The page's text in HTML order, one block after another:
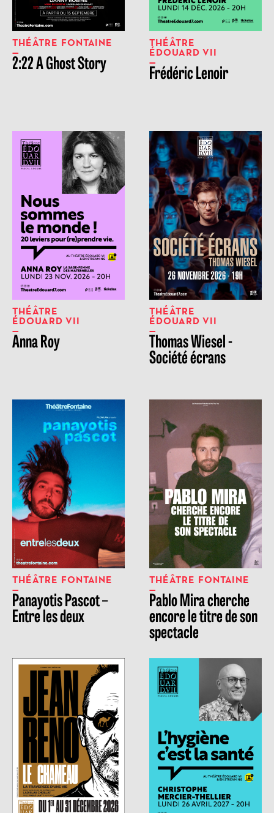
THÉÂTRE FONTAINE
2:22 A Ghost Story
THÉÂTRE
ÉDOUARD VII
Frédéric Lenoir
THÉÂTRE
ÉDOUARD VII
Anna Roy
THÉÂTRE
ÉDOUARD VII
Thomas Wiesel -
Société écrans
THÉÂTRE FONTAINE
Panayotis Pascot –
Entre les deux
THÉÂTRE FONTAINE
Pablo Mira cherche
encore le titre de son
spectacle